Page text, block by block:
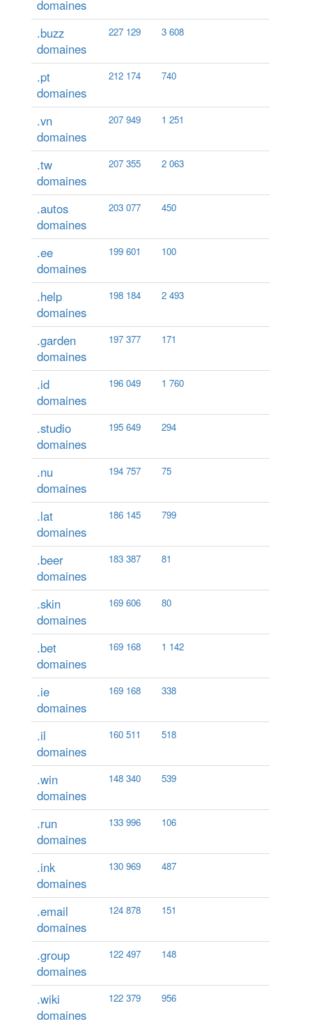
domaines
.buzz
domaines
227 129 3 608
.pt
domaines
212 174 740
.vn
domaines
207 949 1 251
.tw
domaines
207 355 2 063
.autos
domaines
203 077 450
.ee
domaines
199 601 100
.help
domaines
198 184 2 493
.garden
domaines
197 377 171
.id
domaines
196 049 1 760
.studio
domaines
195 649 294
.nu
domaines
194 757 75
.lat
domaines
186 145 799
.beer
domaines
183 387 81
.skin
domaines
169 606 80
.bet
domaines
169 168 1 142
.ie
domaines
169 168 338
.il
domaines
160 511 518
.win
domaines
148 340 539
.run
domaines
133 996 106
.ink
domaines
130 969 487
.email
domaines
124 878 151
.group
domaines
122 497 148
.wiki
domaines
122 379 956